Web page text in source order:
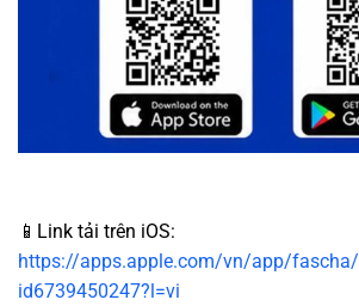
📱Link tải trên iOS:
https://apps.apple.com/vn/app/fascha/
id6739450247?l=vi